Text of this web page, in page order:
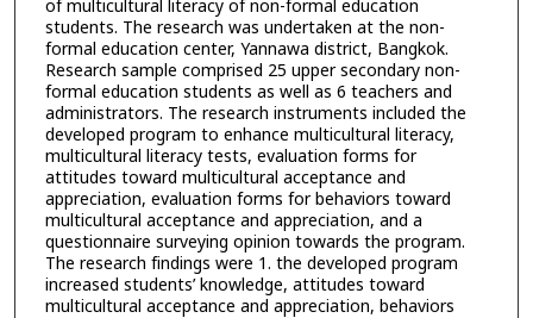
of multicultural literacy of non-formal education
students. The research was undertaken at the non-
formal education center, Yannawa district, Bangkok.
Research sample comprised 25 upper secondary non-
formal education students as well as 6 teachers and
administrators. The research instruments included the
developed program to enhance multicultural literacy,
multicultural literacy tests, evaluation forms for
attitudes toward multicultural acceptance and
appreciation, evaluation forms for behaviors toward
multicultural acceptance and appreciation, and a
questionnaire surveying opinion towards the program.
The research findings were 1. the developed program
increased students’ knowledge, attitudes toward
multicultural acceptance and appreciation, behaviors